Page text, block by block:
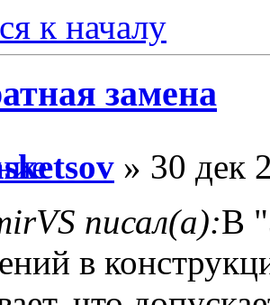
к началу
замена
» 30 дек
писал(а):В
в